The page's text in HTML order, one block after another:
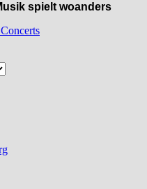
spielt woanders